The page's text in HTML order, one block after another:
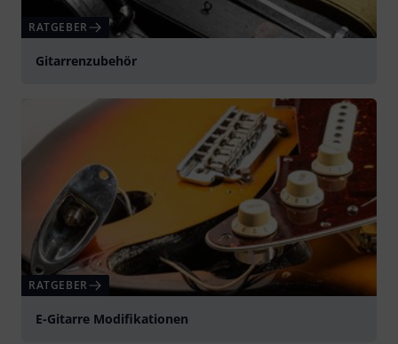
RATGEBER
Gitarrenzubehör
RATGEBER
E-Gitarre Modifikationen